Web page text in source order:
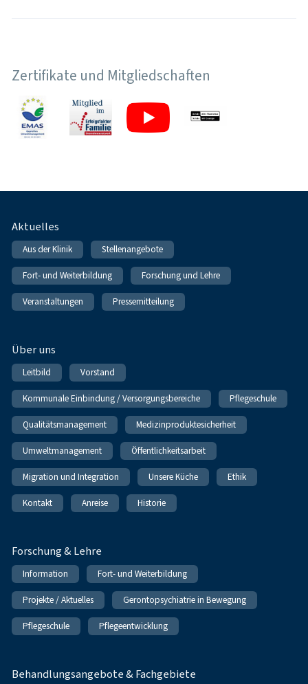
Zertifikate und Mitgliedschaften
Fußnavigation
Aktuelles
Aus der Klinik Stellenangebote
Fort- und Weiterbildung Forschung und Lehre
Veranstaltungen Pressemitteilung
Über uns
Leitbild Vorstand
Kommunale Einbindung / Versorgungsbereiche Pflegeschule
Qualitätsmanagement Medizinproduktesicherheit
Umweltmanagement Öffentlichkeitsarbeit
Migration und Integration Unsere Küche Ethik
Kontakt Anreise Historie
Forschung & Lehre
Information Fort- und Weiterbildung
Projekte / Aktuelles Gerontopsychiatrie in Bewegung
Pflegeschule Pflegeentwicklung
Behandlungsangebote & Fachgebiete